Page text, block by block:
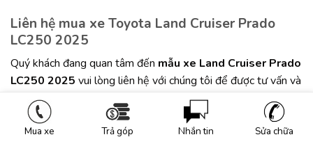
Liên hệ mua xe Toyota Land Cruiser Prado
LC250 2025
Quý khách đang quan tâm đến mẫu xe Land Cruiser Prado
LC250 2025 vui lòng liên hệ với chúng tôi để được tư vấn và
giá xe Toyota
Land Cruiser Prado LC250
2025tốt nhất
Mua xe Trả góp Nhắn tin Sửa chữa